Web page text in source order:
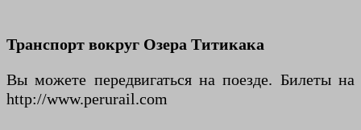
Транспорт вокруг Озера Титикака
Вы можете передвигаться на поезде. Билеты на
http://www.perurail.com